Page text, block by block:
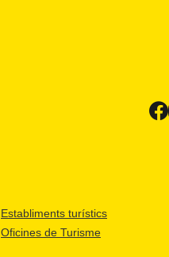
Establiments turístics
Oficines de Turisme